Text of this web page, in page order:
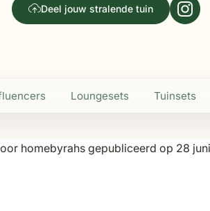
Deel jouw stralende tuin
Loungesets Tuinsets